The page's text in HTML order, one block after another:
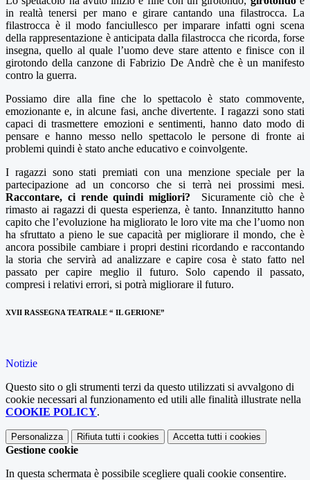
in realtà tenersi per mano e girare cantando una filastrocca. La
filastrocca è il modo fanciullesco per imparare infatti ogni scena
della rappresentazione è anticipata dalla filastrocca che ricorda, forse
insegna, quello al quale l’uomo deve stare attento e finisce con il
girotondo della canzone di Fabrizio De Andrè che è un manifesto
contro la guerra.
Possiamo dire alla fine che lo spettacolo è stato commovente,
emozionante e, in alcune fasi, anche divertente. I ragazzi sono stati
capaci di trasmettere emozioni e sentimenti, hanno dato modo di
pensare e hanno messo nello spettacolo le persone di fronte ai
problemi quindi è stato anche educativo e coinvolgente.
I ragazzi sono stati premiati con una menzione speciale per la
partecipazione ad un concorso che si terrà nei prossimi mesi.
Raccontare, ci rende quindi migliori? Sicuramente ciò che è
rimasto ai ragazzi di questa esperienza, è tanto. Innanzitutto hanno
capito che l’evoluzione ha migliorato le loro vite ma che l’uomo non
ha sfruttato a pieno le sue capacità per migliorare il mondo, che è
ancora possibile cambiare i propri destini ricordando e raccontando
la storia che servirà ad analizzare e capire cosa è stato fatto nel
passato per capire meglio il futuro. Solo capendo il passato,
compresi i relativi errori, si potrà migliorare il futuro.
XVII RASSEGNA TEATRALE “ IL GERIONE”
Notizie
Questo sito o gli strumenti terzi da questo utilizzati si avvalgono di
cookie necessari al funzionamento ed utili alle finalità illustrate nella
COOKIE POLICY.
Personalizza Rifiuta tutti i cookies Accetta tutti i cookies
Gestione cookie
In questa schermata è possibile scegliere quali cookie consentire.